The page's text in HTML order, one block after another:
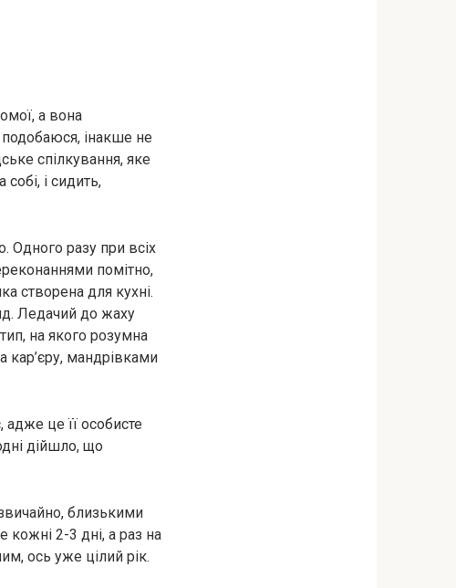
а вона
подобаюся, інакше не
спілкування, яке
і сидить,
Одного разу при всіх
помітно,
створена для кухні.
Ледачий до жаху
на якого розумна
кар’єру, мандрівками
адже це її особисте
дійшло, що
близькими
кожні 2-3 дні, а раз на
ось уже цілий рік.